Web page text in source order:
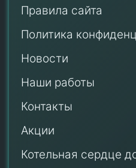
Правила сайта
Политика
Новости
Наши работы
Контакты
Акции
Котельная сердце